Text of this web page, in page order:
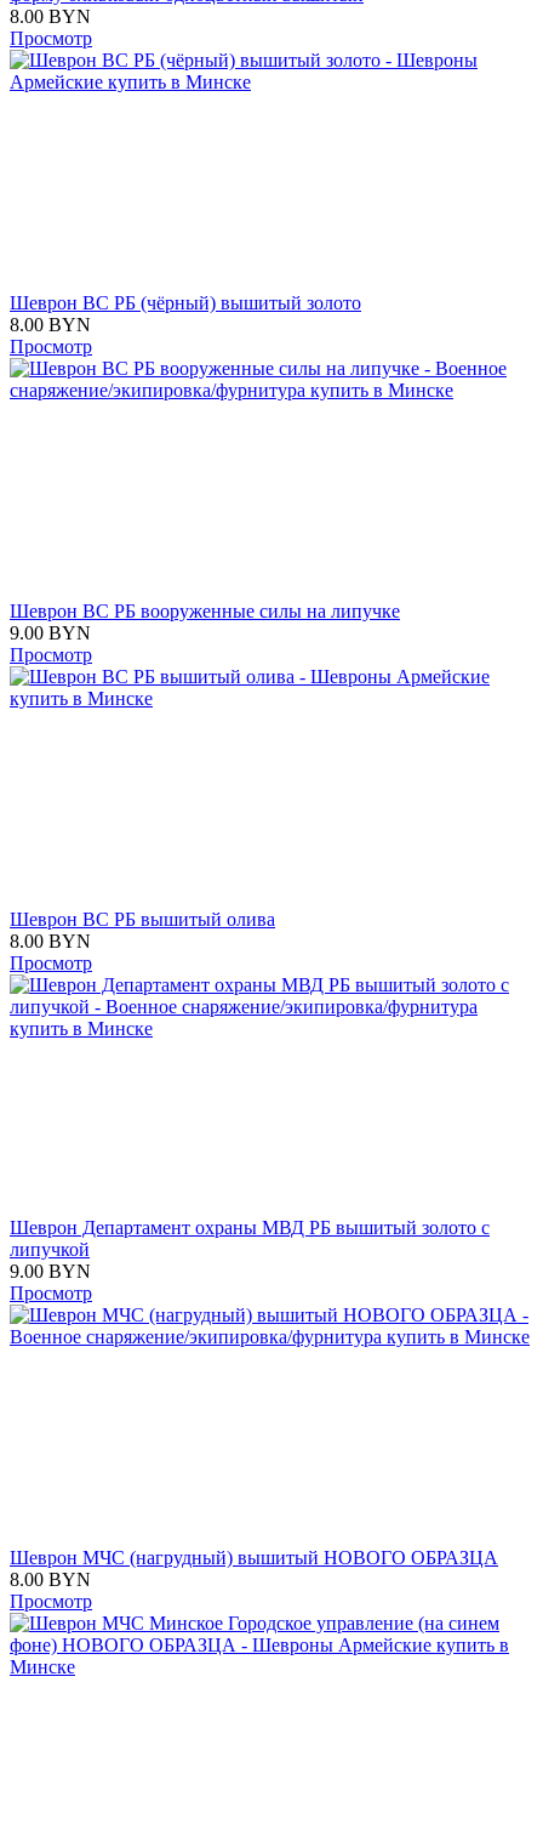
8.00 BYN
Просмотр
Шеврон ВС РБ (чёрный) вышитый золото
8.00 BYN
Просмотр
Шеврон ВС РБ вооруженные силы на липучке
9.00 BYN
Просмотр
Шеврон ВС РБ вышитый олива
8.00 BYN
Просмотр
Шеврон Департамент охраны МВД РБ вышитый золото с
липучкой
9.00 BYN
Просмотр
Шеврон МЧС (нагрудный) вышитый НОВОГО ОБРАЗЦА
8.00 BYN
Просмотр